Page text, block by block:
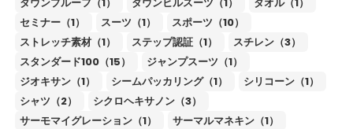
セミナー（1）
スーツ（1）
スポーツ（10）
ストレッチ素材（1）
ステップ認証（1）
スチレン（3）
スタンダード100（15）
ジャンプスーツ（1）
ジオキサン（1）
シームパッカリング（1）
シリコーン（1）
シャツ（2）
シクロヘキサノン（3）
サーモマイグレーション（1）
サーマルマネキン（1）